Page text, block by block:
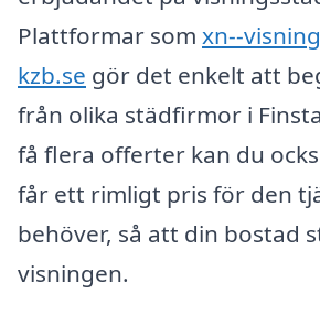
Plattformar som xn--
kzb.se gör det enkelt att
från olika städfirmor i
få flera offerter kan du
får ett rimligt pris för den
behöver, så att din bostad
visningen.